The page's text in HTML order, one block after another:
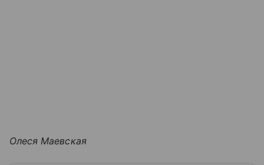
Олеся Маевская